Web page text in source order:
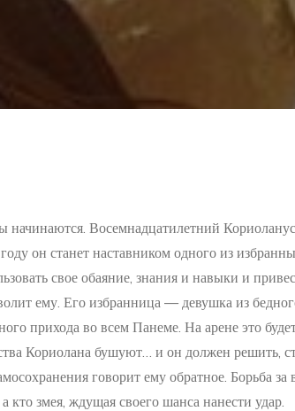
начинаются. Восемнадцатилетний
он станет наставником одного из
свое обаяние, знания и навыки и
ему. Его избранница — девушка из
прихода во всем Панеме. На арене это
Кориолана бушуют… и он должен решить,
говорит ему обратное. Борьба
кто змея, ждущая своего шанса нанести удар.